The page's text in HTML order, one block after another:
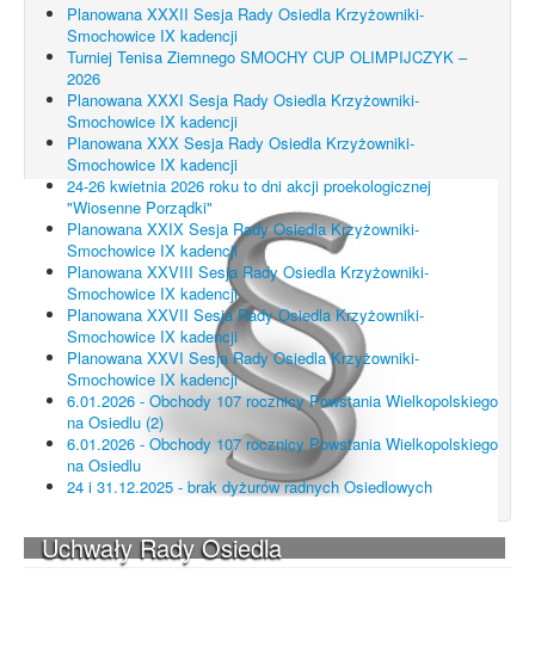
Uchwały Rady Osiedla
Planowana XXXII Sesja Rady Osiedla Krzyżowniki-
Smochowice IX kadencji
Turniej Tenisa Ziemnego SMOCHY CUP OLIMPIJCZYK –
2026
Planowana XXXI Sesja Rady Osiedla Krzyżowniki-
Smochowice IX kadencji
Planowana XXX Sesja Rady Osiedla Krzyżowniki-
Smochowice IX kadencji
24-26 kwietnia 2026 roku to dni akcji proekologicznej
"Wiosenne Porządki"
Planowana XXIX Sesja Rady Osiedla Krzyżowniki-
Smochowice IX kadencji
Planowana XXVIII Sesja Rady Osiedla Krzyżowniki-
Smochowice IX kadencji
Planowana XXVII Sesja Rady Osiedla Krzyżowniki-
Smochowice IX kadencji
Planowana XXVI Sesja Rady Osiedla Krzyżowniki-
Smochowice IX kadencji
6.01.2026 - Obchody 107 rocznicy Powstania Wielkopolskiego
na Osiedlu (2)
6.01.2026 - Obchody 107 rocznicy Powstania Wielkopolskiego
na Osiedlu
24 i 31.12.2025 - brak dyżurów radnych Osiedlowych